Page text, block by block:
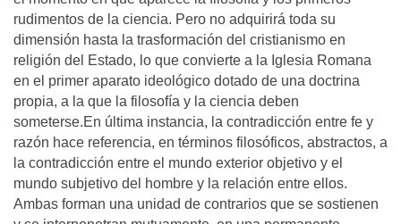
rudimentos de la ciencia. Pero no adquirirá toda su
dimensión hasta la trasformación del cristianismo en
religión del Estado, lo que convierte a la Iglesia Romana
en el primer aparato ideológico dotado de una doctrina
propia, a la que la filosofía y la ciencia deben
someterse.En última instancia, la contradicción entre fe y
razón hace referencia, en términos filosóficos, abstractos, a
la contradicción entre el mundo exterior objetivo y el
mundo subjetivo del hombre y la relación entre ellos.
Ambas forman una unidad de contrarios que se sostienen